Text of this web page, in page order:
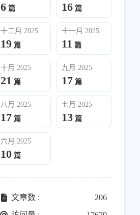
一月 2026
16
九月 2025
六月 2025
6 篇 16 篇
十二月 2025
19 篇
十一月 2025
11 篇
十月 2025
21 篇
九月 2025
17 篇
八月 2025
17 篇
七月 2025
13 篇
六月 2025
10 篇
文章数 :
206